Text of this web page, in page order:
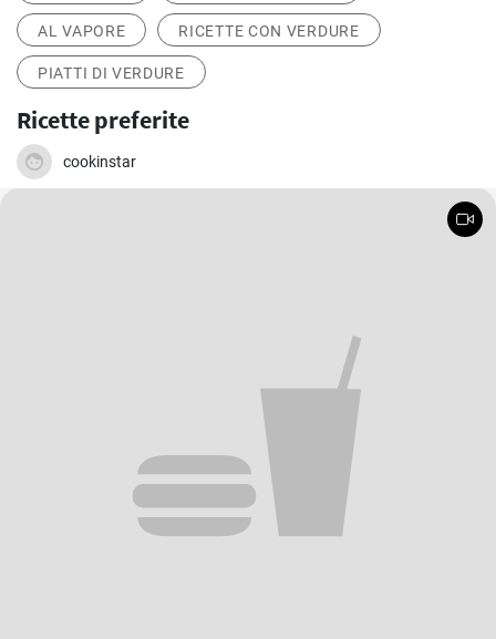
AL VAPORE RICETTE CON VERDURE
PIATTI DI VERDURE
Ricette preferite
cookinstar